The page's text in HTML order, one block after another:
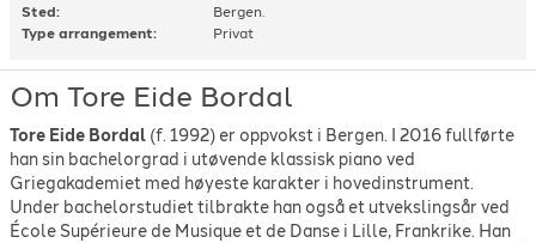
Sted:
Bergen.
Type arrangement:
Privat
Om Tore Eide Bordal
Tore Eide Bordal (f. 1992) er oppvokst i Bergen. I 2016 fullførte
han sin bachelorgrad i utøvende klassisk piano ved
Griegakademiet med høyeste karakter i hovedinstrument.
Under bachelorstudiet tilbrakte han også et utvekslingsår ved
École Supérieure de Musique et de Danse i Lille, Frankrike. Han